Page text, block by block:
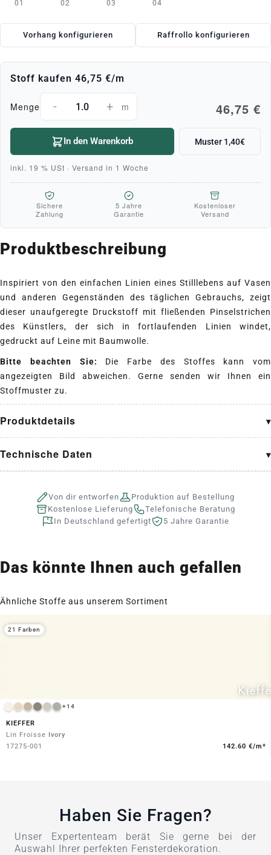
01 02 03 04
Vorhang konfigurieren Raffrollo konfigurieren
Stoff kaufen 46,75 €/m
Menge - + m 46,75 €
In den Warenkorb Muster 1,40€
inkl. 19 % USt · Versand in 1 Woche
Sichere
Zahlung
5 Jahre
Garantie
Kostenloser
Versand
Produktbeschreibung
Inspiriert von den einfachen Linien eines Stilllebens auf Vasen
und anderen Gegenständen des täglichen Gebrauchs, zeigt
dieser unaufgeregte Druckstoff mit fließenden Pinselstrichen
des Künstlers, der sich in fortlaufenden Linien windet,
gedruckt auf Leine mit Baumwolle.
Bitte beachten Sie: Die Farbe des Stoffes kann vom
angezeigten Bild abweichen. Gerne senden wir Ihnen ein
Stoffmuster zu.
Produktdetails
Technische Daten
Von dir entworfen
Produktion auf Bestellung
Kostenlose Lieferung
Telefonische Beratung
In Deutschland gefertigt
5 Jahre Garantie
Das könnte Ihnen auch gefallen
Ähnliche Stoffe aus unserem Sortiment
+14
KIEFFER
Lin Froisse
Ivory
17275-001
142.60 €/m*
21 Farben
Haben Sie Fragen?
Unser Expertenteam berät Sie gerne bei der
Auswahl Ihrer perfekten Fensterdekoration.